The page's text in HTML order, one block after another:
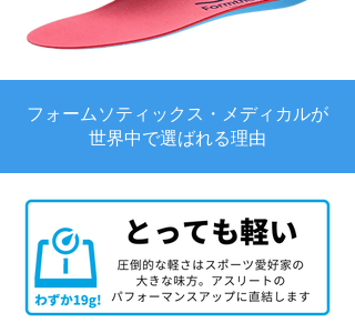
フォームソティックス・メディカルが
世界中で選ばれる理由